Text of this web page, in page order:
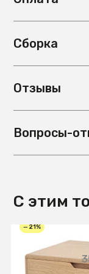
Сборка
Отзывы
Вопросы-
С этим
— 21%
27 900 ₽